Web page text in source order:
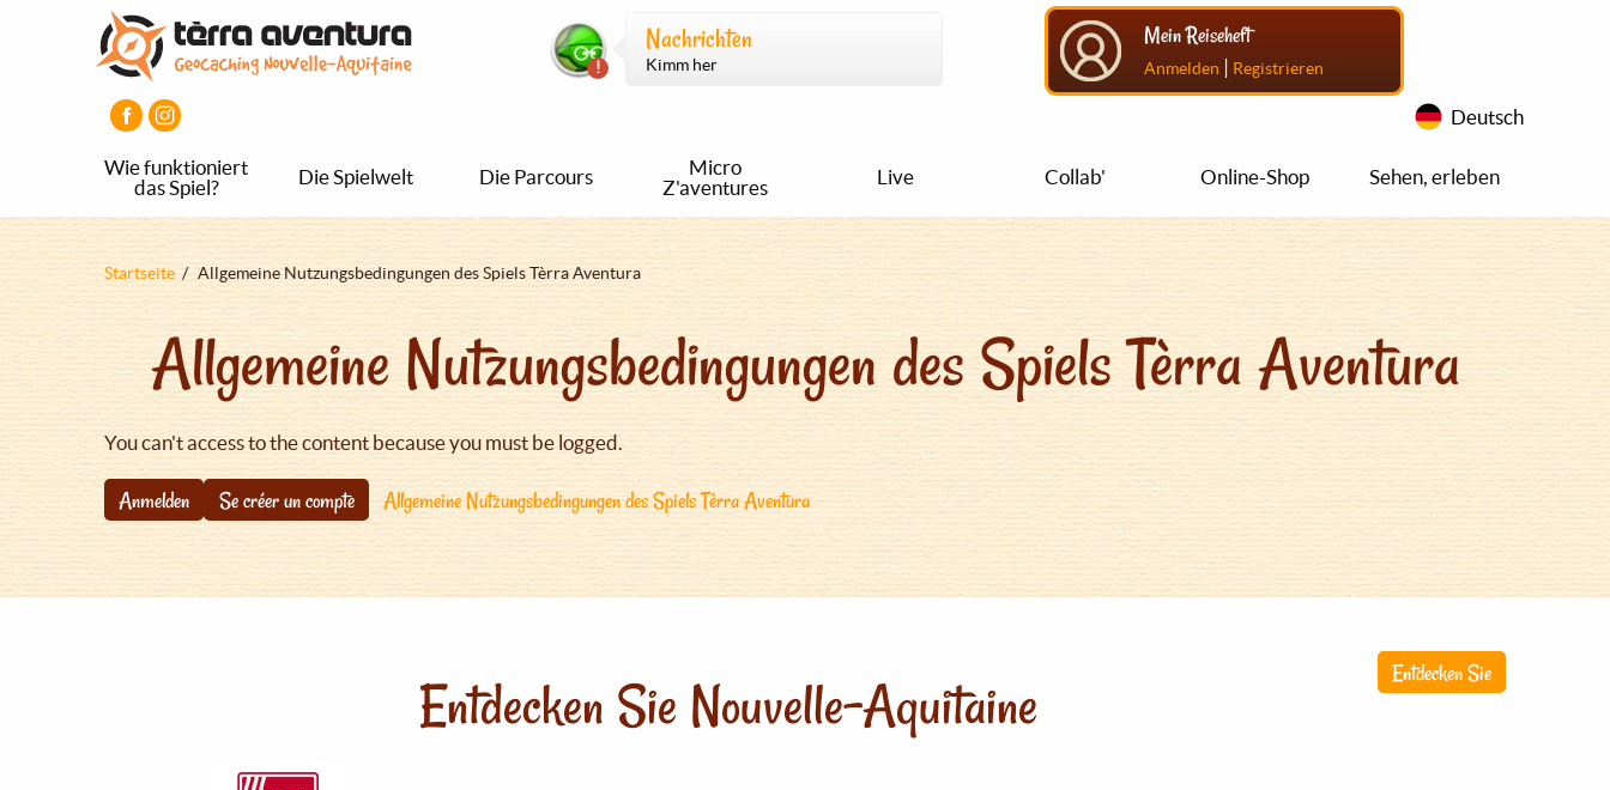
Nachrichten
Kimm her
Mein Reiseheft
Anmelden | Registrieren
Deutsch
Wie funktioniert
das Spiel?
Die Spielwelt Die Parcours
Micro
Z'aventures
Live Collab' Online-Shop Sehen, erleben
Pfadnavigation
Startseite Allgemeine Nutzungsbedingungen des Spiels Tèrra Aventura
Allgemeine Nutzungsbedingungen des Spiels Tèrra Aventura
You can't access to the content because you must be logged.
Anmelden Se créer un compte Allgemeine Nutzungsbedingungen des Spiels Tèrra Aventura
Entdecken Sie
Entdecken Sie Nouvelle-Aquitaine